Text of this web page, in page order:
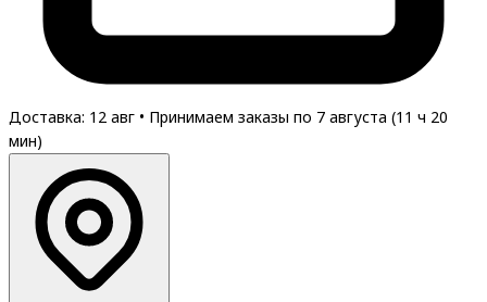
Доставка: 12 авг • Принимаем заказы по 7 августа (11 ч 20
мин)